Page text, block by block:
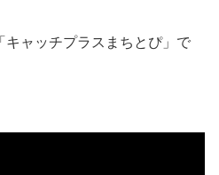
キャッチプラスまちとぴ」で